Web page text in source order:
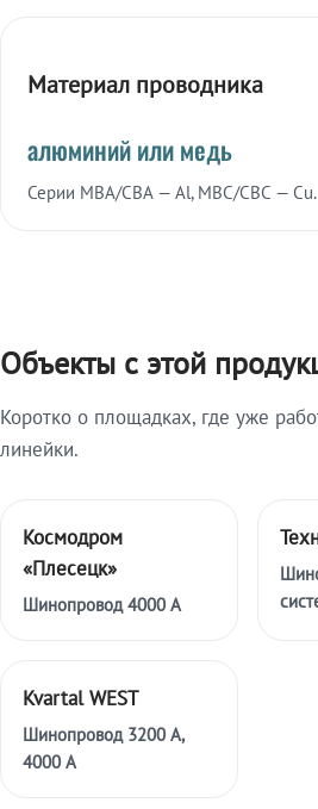
Материал проводника
алюминий или медь
Серии МВА/СВА — Al, МВС/СВС — Cu.
Объекты с этой
Коротко о площадках, где уже
линейки.
Космодром
«Плесецк»
Шинопровод 4000 А
Kvartal WEST
Шинопровод 3200 А,
4000 А